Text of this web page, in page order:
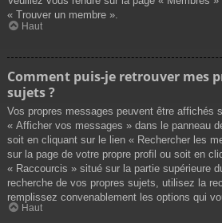
« Trouver un membre ».
Haut
Comment puis-je retrouver mes
sujets ?
Vos propres messages peuvent être affichés
« Afficher vos messages » dans le panneau
soit en cliquant sur le lien « Rechercher les
sur la page de votre propre profil ou soit en
« Raccourcis » situé sur la partie supérieure
recherche de vos propres sujets, utilisez la
remplissez convenablement les options qui
Haut